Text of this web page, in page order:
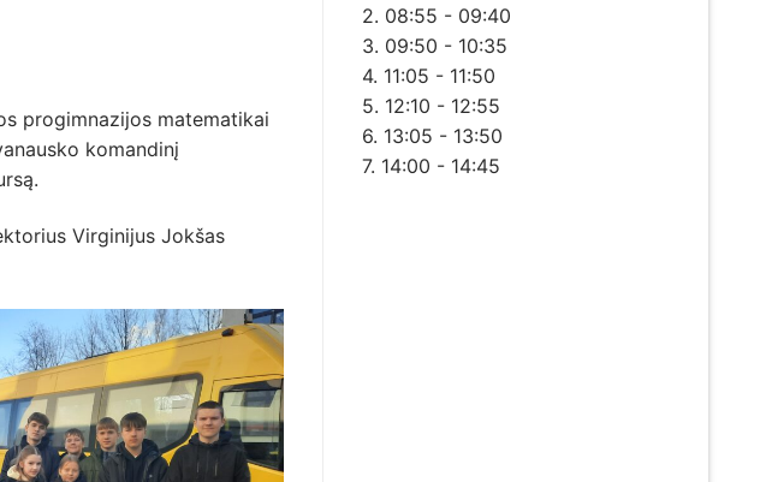
progimnazijos matematikai
komandinį
Virginijus Jokšas
2. 08:55 - 09:40
3. 09:50 - 10:35
4. 11:05 - 11:50
5. 12:10 - 12:55
6. 13:05 - 13:50
7. 14:00 - 14:45